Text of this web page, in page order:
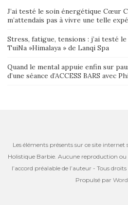
J’ai testé le soin énergétique Cœur
m’attendais pas à vivre une telle
Stress, fatigue, tensions : j’ai testé le
TuiNa »Himalaya » de Lanqi Spa
Quand le mental appuie enfin sur
d’une séance d’ACCESS BARS avec
Les éléments présents sur ce site
Holistique Barbie. Aucune reproduction ou
l’accord préalable de l’auteur - Tous
Propulsé par